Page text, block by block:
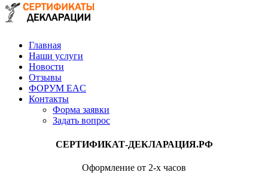
Главная
Наши услуги
Новости
Отзывы
ФОРУМ EAC
Контакты
Форма заявки
Задать вопрос
СЕРТИФИКАТ-ДЕКЛАРАЦИЯ.РФ
Оформление от 2-х часов